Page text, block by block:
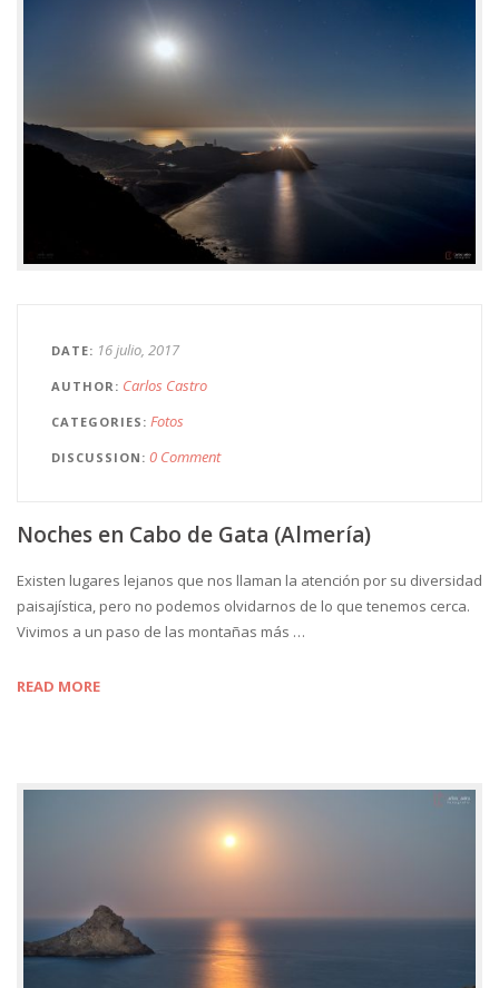
DATE 16 julio, 2017
AUTHOR Carlos Castro
CATEGORIES Fotos
DISCUSSION 0 Comment
Noches en Cabo de Gata (Almería)
Existen lugares lejanos que nos llaman la atención por su diversidad
paisajística, pero no podemos olvidarnos de lo que tenemos cerca.
Vivimos a un paso de las montañas más …
READ MORE